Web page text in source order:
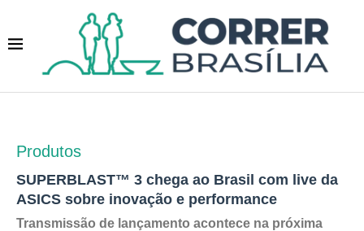
Produtos
SUPERBLAST™ 3 chega ao Brasil com live da
ASICS sobre inovação e performance
Transmissão de lançamento acontece na próxima